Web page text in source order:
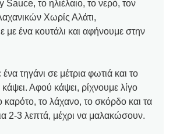
Sauce, το ηλιέλαιο, το νερό, τον
Χωρίς Αλάτι,
με ένα κουτάλι και αφήνουμε στην
τηγάνι σε μέτρια φωτιά και το
Αφού κάψει, ρίχνουμε λίγο
καρότο, το λάχανο, το σκόρδο και τα
2-3 λεπτά, μέχρι να μαλακώσουν.